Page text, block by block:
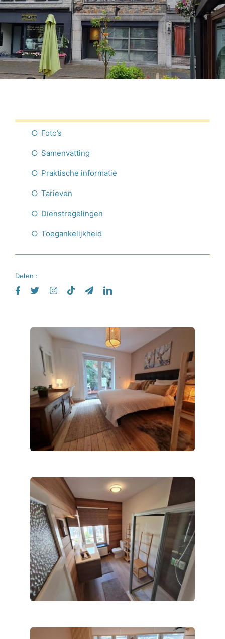
Nederlands
Foto’s
Samenvatting
Praktische informatie
Tarieven
Dienstregelingen
Toegankelijkheid
Delen :